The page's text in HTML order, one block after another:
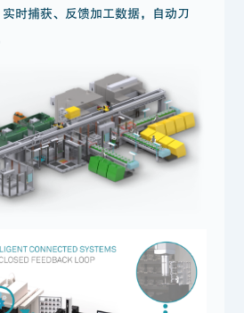
时捕获、反馈加工数据，自动刀